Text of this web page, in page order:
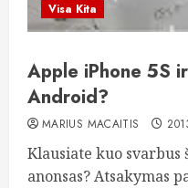
Visa Kita
Apple iPhone 5S
Android?
MARIUS MACAITIS
Klausiate kuo
anonsas? Atsakymas